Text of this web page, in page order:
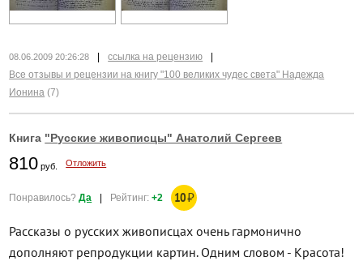
08.06.2009 20:26:28 ссылка на рецензию
Все отзывы и рецензии на книгу "100 великих чудес света" Надежда
Ионина (7)
Книга "Русские живописцы" Анатолий Сергеев
810 руб. Отложить
Понравилось?Да | Рейтинг:+2 10₽
Рассказы о русских живописцах очень гармонично
дополняют репродукции картин. Одним словом - Красота!